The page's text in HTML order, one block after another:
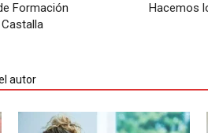
Formación
Hacemos
autor